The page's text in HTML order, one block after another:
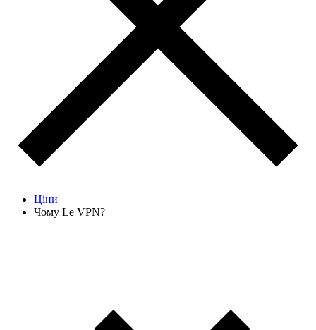
Ціни
Чому Le VPN?